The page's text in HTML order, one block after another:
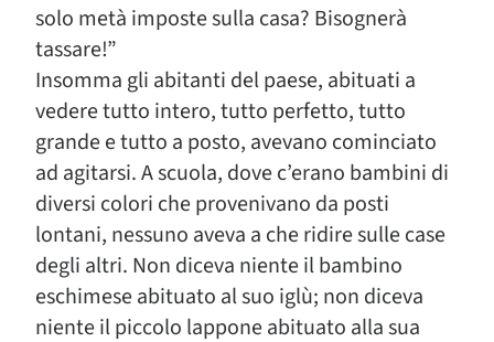
solo metà imposte sulla casa? Bisognerà
tassare!”
Insomma gli abitanti del paese, abituati a
vedere tutto intero, tutto perfetto, tutto
grande e tutto a posto, avevano cominciato
ad agitarsi. A scuola, dove c’erano bambini di
diversi colori che provenivano da posti
lontani, nessuno aveva a che ridire sulle case
degli altri. Non diceva niente il bambino
eschimese abituato al suo iglù; non diceva
niente il piccolo lappone abituato alla sua